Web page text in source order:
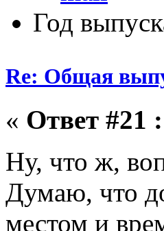
Год
Re: Общая
« Ответ #21 :
Ну, что ж,
Думаю, что
местом и